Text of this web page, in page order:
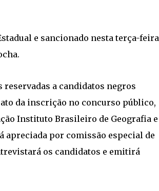
e sancionado nesta terça-feira
a candidatos negros
da inscrição no concurso público,
Instituto Brasileiro de Geografia e
apreciada por comissão especial de
os candidatos e emitirá